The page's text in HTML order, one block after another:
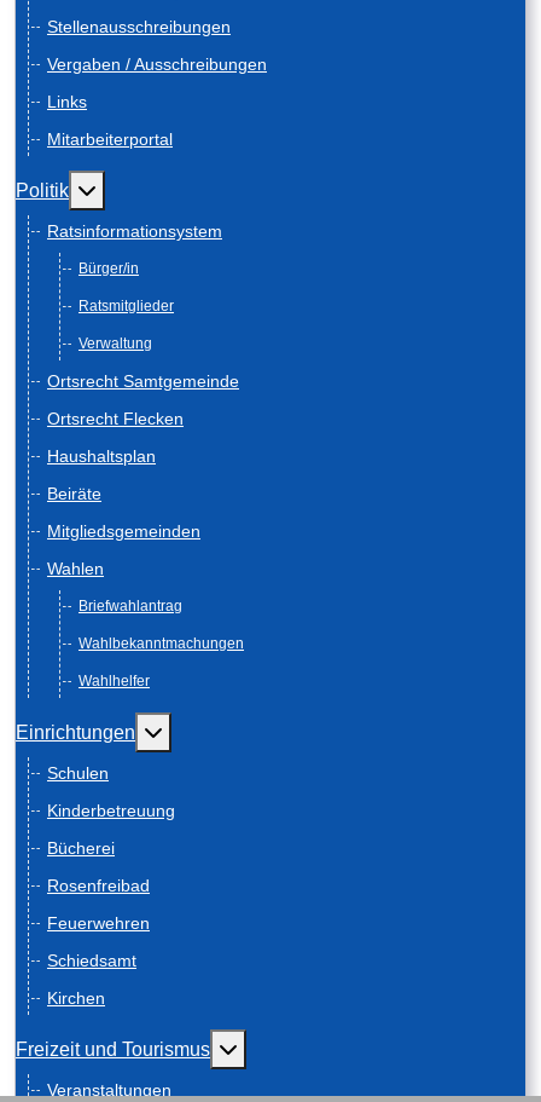
Stellenausschreibungen
Vergaben / Ausschreibungen
Links
Mitarbeiterportal
Politik Weitere Informationen: Politik
Ratsinformationsystem
Bürger/in
Ratsmitglieder
Verwaltung
Ortsrecht Samtgemeinde
Ortsrecht Flecken
Haushaltsplan
Beiräte
Mitgliedsgemeinden
Wahlen
Briefwahlantrag
Wahlbekanntmachungen
Wahlhelfer
Einrichtungen Weitere Informationen: Einrichtungen
Schulen
Kinderbetreuung
Bücherei
Rosenfreibad
Feuerwehren
Schiedsamt
Kirchen
Freizeit und Tourismus Weitere Informationen: Freizeit und
Veranstaltungen